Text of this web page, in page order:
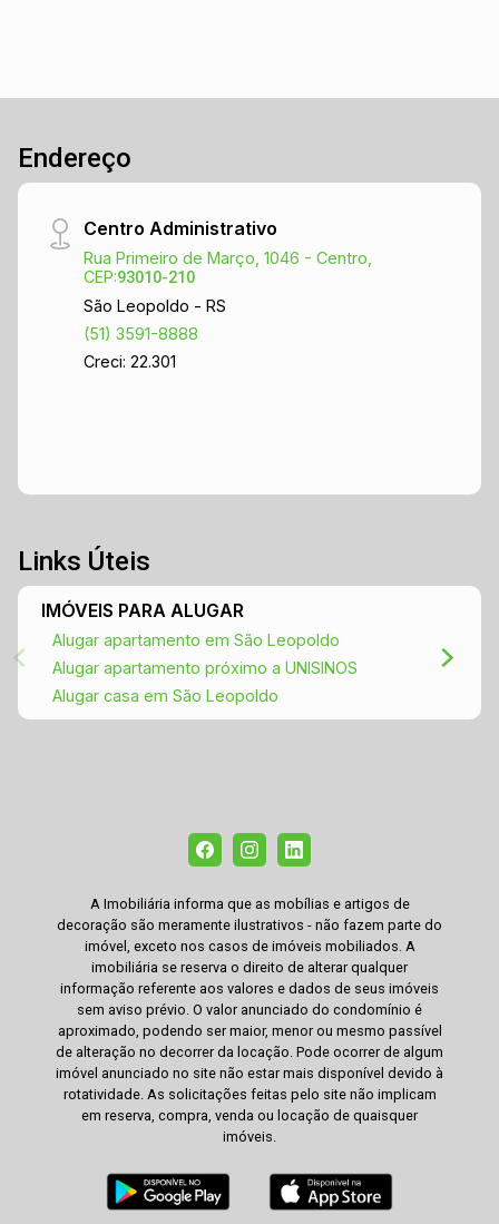
Endereço
Centro Administrativo
Rua Primeiro de Março, 1046 - Centro,
CEP:93010-210
São Leopoldo - RS
(51) 3591-8888
Creci: 22.301
Links Úteis
IMÓVEIS PARA ALUGAR
Alugar apartamento em São Leopoldo
Alugar apartamento próximo a UNISINOS
Alugar casa em São Leopoldo
A Imobiliária informa que as mobílias e artigos de
decoração são meramente ilustrativos - não fazem parte do
imóvel, exceto nos casos de imóveis mobiliados. A
imobiliária se reserva o direito de alterar qualquer
informação referente aos valores e dados de seus imóveis
sem aviso prévio. O valor anunciado do condomínio é
aproximado, podendo ser maior, menor ou mesmo passível
de alteração no decorrer da locação. Pode ocorrer de algum
imóvel anunciado no site não estar mais disponível devido à
rotatividade. As solicitações feitas pelo site não implicam
em reserva, compra, venda ou locação de quaisquer
imóveis.